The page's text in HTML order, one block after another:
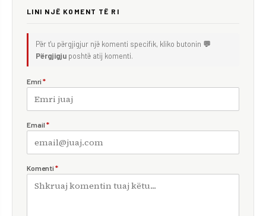
LINI NJË KOMENT TË RI
Për t'u përgjigjur një komenti specifik, kliko butonin 💬
Përgjigju poshtë atij komenti.
Emri *
Email *
Komenti *